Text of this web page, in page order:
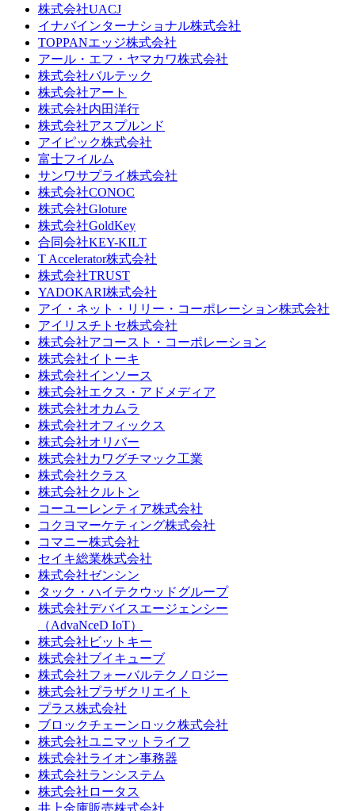
株式会社UACJ
イナバインターナショナル株式会社
TOPPANエッジ株式会社
アール・エフ・ヤマカワ株式会社
株式会社バルテック
株式会社アート
株式会社内田洋行
株式会社アスプルンド
アイピック株式会社
富士フイルム
サンワサプライ株式会社
株式会社CONOC
株式会社Gloture
株式会社GoldKey
合同会社KEY-KILT
T Accelerator株式会社
株式会社TRUST
YADOKARI株式会社
アイ・ネット・リリー・コーポレーション株式会社
アイリスチトセ株式会社
株式会社アコースト・コーポレーション
株式会社イトーキ
株式会社インソース
株式会社エクス・アドメディア
株式会社オカムラ
株式会社オフィックス
株式会社オリバー
株式会社カワグチマック工業
株式会社クラス
株式会社クルトン
コーユーレンティア株式会社
コクヨマーケティング株式会社
コマニー株式会社
セイキ総業株式会社
株式会社ゼンシン
タック・ハイテクウッドグループ
株式会社デバイスエージェンシー
（AdvaNceD IoT）
株式会社ビットキー
株式会社ブイキューブ
株式会社フォーバルテクノロジー
株式会社プラザクリエイト
プラス株式会社
ブロックチェーンロック株式会社
株式会社ユニマットライフ
株式会社ライオン事務器
株式会社ランシステム
株式会社ロータス
井上金庫販売株式会社